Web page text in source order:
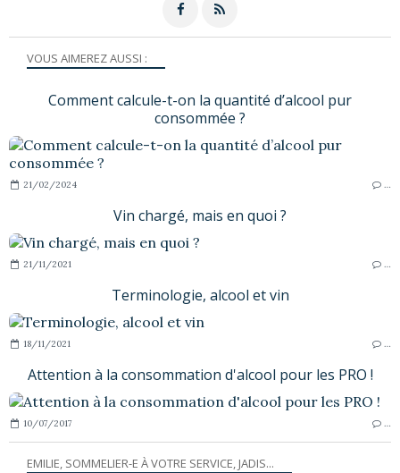
VOUS AIMEREZ AUSSI :
Comment calcule-t-on la quantité d’alcool pur
consommée ?
21/02/2024
Vin chargé, mais en quoi ?
21/11/2021
Terminologie, alcool et vin
18/11/2021
Attention à la consommation d'alcool pour les PRO !
10/07/2017
EMILIE, SOMMELIER-E À VOTRE SERVICE, JADIS...